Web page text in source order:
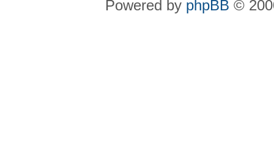
Powered by phpBB ©